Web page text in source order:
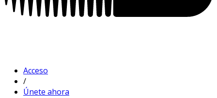
Acceso
/
Únete ahora